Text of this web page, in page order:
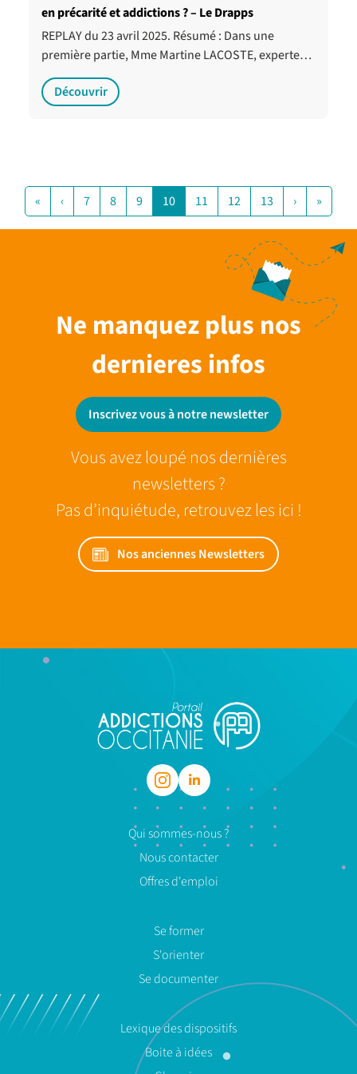
en précarité et addictions ? – Le Drapps
REPLAY du 23 avril 2025. Résumé : Dans une
première partie, Mme Martine LACOSTE, experte…
Découvrir
« ‹ 7 8 9 10 11 12 13 › »
Ne manquez plus nos
dernieres infos
Inscrivez vous à notre newsletter
Vous avez loupé nos dernières
newsletters ?
Pas d’inquiétude, retrouvez les ici !
Nos anciennes Newsletters
Qui sommes-nous ?
Nous contacter
Offres d'emploi
Se former
S'orienter
Se documenter
Lexique des dispositifs
Boite à idées